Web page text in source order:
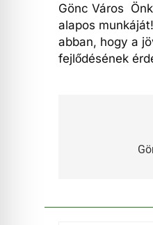
Gönc Város
alapos
abban, hogy a
fejlődésének
navigáció